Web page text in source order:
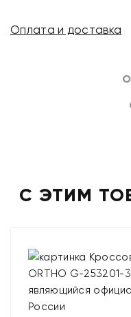
Оплата и доставка
С ЭТИМ